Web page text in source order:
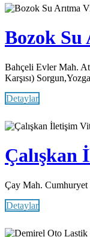
Bozok Su
Bahçeli Evler Mah.
Karşısı)
Detaylar
Çalışkan
Çay Mah.
Detaylar